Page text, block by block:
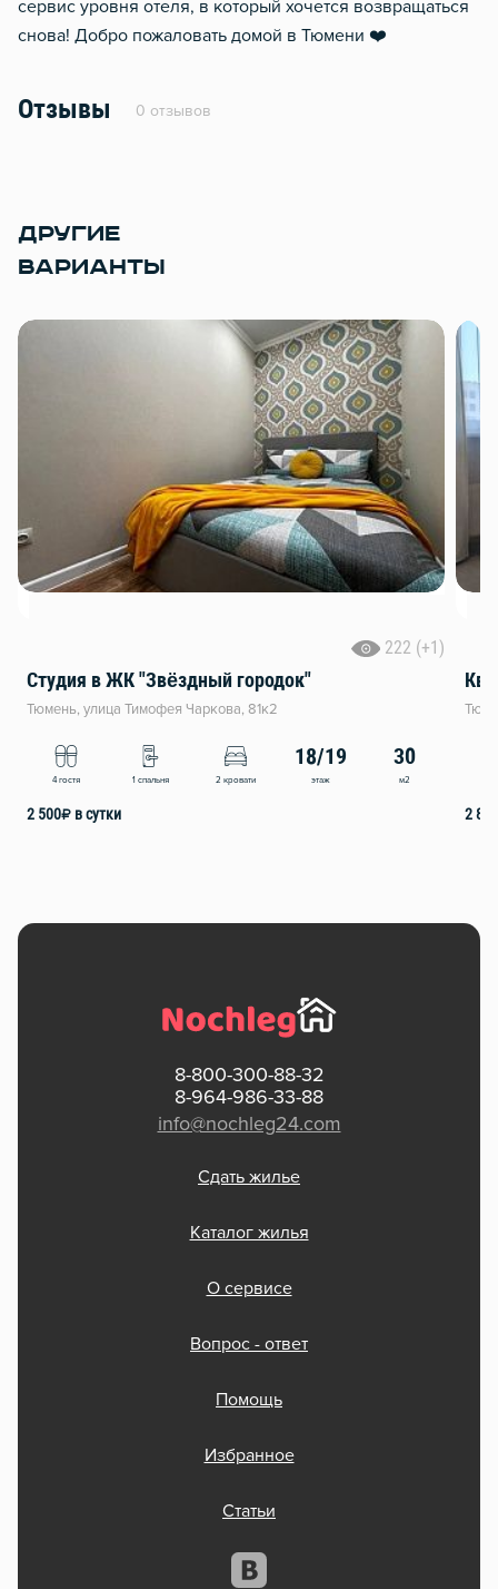
сервис уровня отеля, в который хочется возвращаться
снова! Добро пожаловать домой в Тюмени ❤️
Отзывы 0 отзывов
ДРУГИЕ
ВАРИАНТЫ
222 (+1)
Студия в ЖК "Звёздный городок"
Тюмень, улица Тимофея Чаркова, 81к2
4 гостя 1 спальня 2 кровати
18/19
этаж
30
м2
2 500₽ в сутки 2 800
8-800-300-88-32
8-964-986-33-88
info@nochleg24.com
Сдать жилье
Каталог жилья
О сервисе
Вопрос - ответ
Помощь
Избранное
Статьи